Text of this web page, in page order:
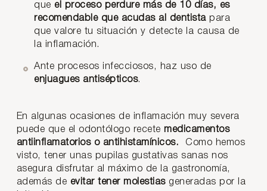
que el proceso perdure más de 10 días, es
recomendable que acudas al dentistapara
que valore tu situación y detecte la causa de
la inflamación.
Ante procesos infecciosos, haz uso de
enjuagues antisépticos.
En algunas ocasiones de inflamación muy severa
puede que el odontólogo recetemedicamentos
antiinflamatorios o antihistamínicos. Como hemos
visto, tener unas pupilas gustativas sanas nos
asegura disfrutar al máximo de la gastronomía,
además de evitar tener molestias generadas por la